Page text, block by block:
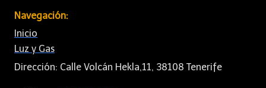
Navegación:
Inicio
Luz y Gas
Dirección: Calle Volcán Hekla,11, 38108 Tenerife